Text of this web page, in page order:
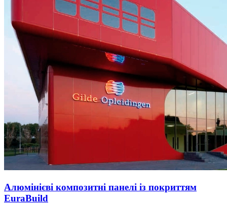
Алюмінієві композитні панелі із покриттям
EuraBuild